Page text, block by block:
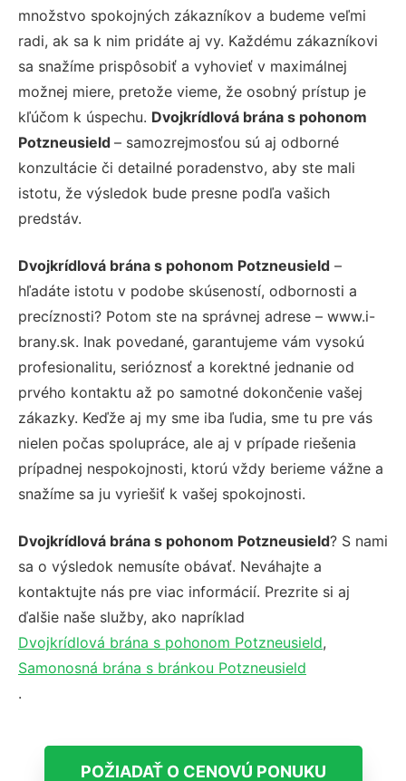
množstvo spokojných zákazníkov a budeme veľmi
radi, ak sa k nim pridáte aj vy. Každému zákazníkovi
sa snažíme prispôsobiť a vyhovieť v maximálnej
možnej miere, pretože vieme, že osobný prístup je
kľúčom k úspechu. Dvojkrídlová brána s pohonom
Potzneusield – samozrejmosťou sú aj odborné
konzultácie či detailné poradenstvo, aby ste mali
istotu, že výsledok bude presne podľa vašich
predstáv.
Dvojkrídlová brána s pohonom Potzneusield –
hľadáte istotu v podobe skúseností, odbornosti a
precíznosti? Potom ste na správnej adrese – www.i-
brany.sk. Inak povedané, garantujeme vám vysokú
profesionalitu, serióznosť a korektné jednanie od
prvého kontaktu až po samotné dokončenie vašej
zákazky. Keďže aj my sme iba ľudia, sme tu pre vás
nielen počas spolupráce, ale aj v prípade riešenia
prípadnej nespokojnosti, ktorú vždy berieme vážne a
snažíme sa ju vyriešiť k vašej spokojnosti.
Dvojkrídlová brána s pohonom Potzneusield? S nami
sa o výsledok nemusíte obávať. Neváhajte a
kontaktujte nás pre viac informácií. Prezrite si aj
ďalšie naše služby, ako napríklad
Dvojkrídlová brána s pohonom Potzneusield,
Samonosná brána s bránkou Potzneusield
.
POŽIADAŤ O CENOVÚ PONUKU